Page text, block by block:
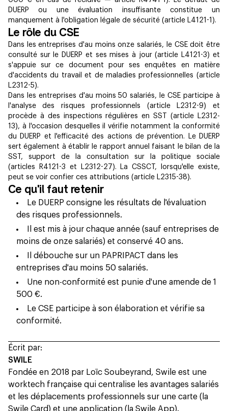
DUERP ou une évaluation insuffisante constitue un
manquement à l'obligation légale de sécurité (article L4121-1).
Le rôle du CSE
Dans les entreprises d'au moins onze salariés, le CSE doit être
consulté sur le DUERP et ses mises à jour (article L4121-3) et
s'appuie sur ce document pour ses enquêtes en matière
d'accidents du travail et de maladies professionnelles (article
L2312-5).
Dans les entreprises d'au moins 50 salariés, le CSE participe à
l'analyse des risques professionnels (article L2312-9) et
procède à des inspections régulières en SST (article L2312-
13), à l'occasion desquelles il vérifie notamment la conformité
du DUERP et l'efficacité des actions de prévention. Le DUERP
sert également à établir le rapport annuel faisant le bilan de la
SST, support de la consultation sur la politique sociale
(articles R4121-3 et L2312-27). La CSSCT, lorsqu'elle existe,
peut se voir confier ces attributions (article L2315-38).
Ce qu'il faut retenir
Le DUERP consigne les résultats de l'évaluation
des risques professionnels.
Il est mis à jour chaque année (sauf entreprises de
moins de onze salariés) et conservé 40 ans.
Il débouche sur un PAPRIPACT dans les
entreprises d'au moins 50 salariés.
Une non-conformité est punie d'une amende de 1
500 €.
Le CSE participe à son élaboration et vérifie sa
conformité.
Écrit par:
SWILE
Fondée en 2018 par Loïc Soubeyrand, Swile est une
worktech française qui centralise les avantages salariés
et les déplacements professionnels sur une carte (la
Swile Card) et une application (la Swile App).